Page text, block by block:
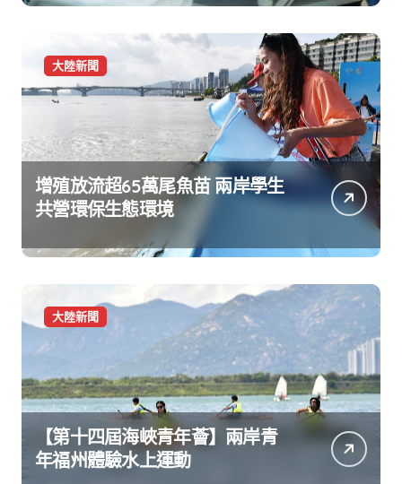
大陸新聞
增殖放流超65萬尾魚苗 兩岸學生
共營環保生態環境
大陸新聞
【第十四屆海峽青年薈】兩岸青
年福州體驗水上運動